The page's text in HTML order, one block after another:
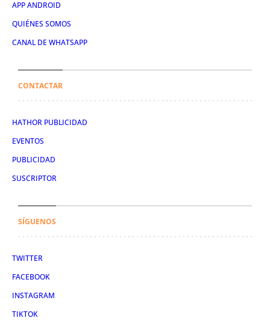
APP ANDROID
QUIÉNES SOMOS
CANAL DE WHATSAPP
CONTACTAR
HATHOR PUBLICIDAD
EVENTOS
PUBLICIDAD
SUSCRIPTOR
SÍGUENOS
TWITTER
FACEBOOK
INSTAGRAM
TIKTOK